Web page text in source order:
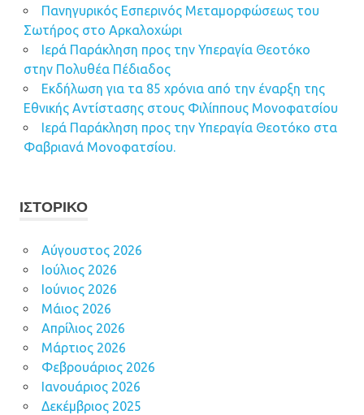
Πανηγυρικός Εσπερινός Μεταμορφώσεως του
Σωτήρος στο Αρκαλοχώρι
Ιερά Παράκληση προς την Υπεραγία Θεοτόκο
στην Πολυθέα Πέδιαδος
Εκδήλωση για τα 85 χρόνια από την έναρξη της
Εθνικής Αντίστασης στους Φιλίππους Μονοφατσίου
Ιερά Παράκληση προς την Υπεραγία Θεοτόκο στα
Φαβριανά Μονοφατσίου.
ΙΣΤΟΡΙΚΌ
Αύγουστος 2026
Ιούλιος 2026
Ιούνιος 2026
Μάιος 2026
Απρίλιος 2026
Μάρτιος 2026
Φεβρουάριος 2026
Ιανουάριος 2026
Δεκέμβριος 2025